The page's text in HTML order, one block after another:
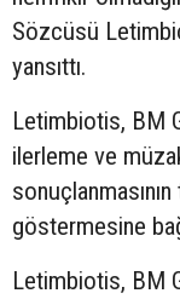
Sözcüsü
yansıttı.
Letimbiotis, BM
ilerleme ve
göstermesine
Letimbiotis, BM